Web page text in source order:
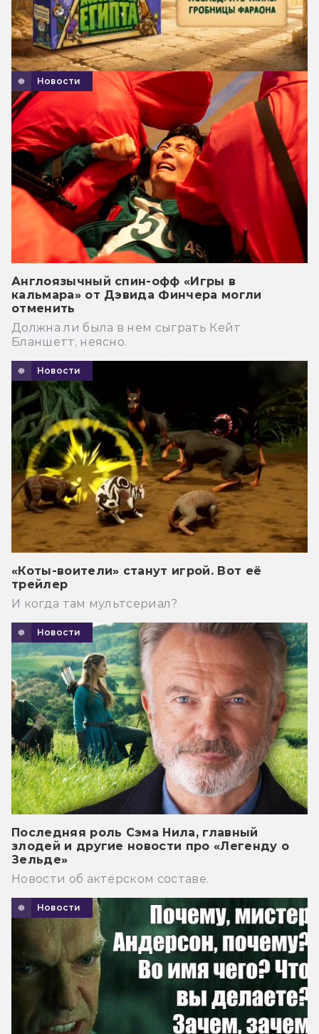
Новости
Англоязычный спин-офф «Игры в
кальмара» от Дэвида Финчера могли
отменить
Должна ли была в нем сыграть Кейт
Бланшетт, неясно.
Новости
«Коты-воители» станут игрой. Вот её
трейлер
И когда там мультсериал?
Новости
Последняя роль Сэма Нила, главный
злодей и другие новости про «Легенду о
Зельде»
Новости об актёрском составе.
Новости